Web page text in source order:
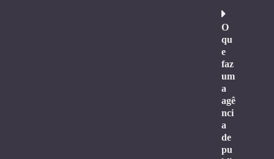
O
qu
e
faz
um
a
agê
nci
a
de
pu